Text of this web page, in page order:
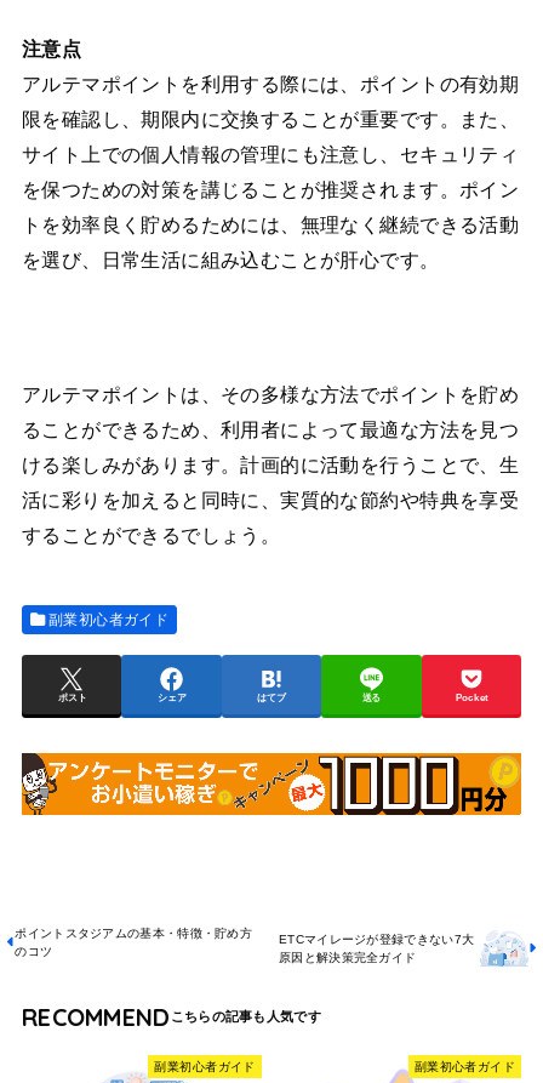
注意点
アルテマポイントを利用する際には、ポイントの有効期
限を確認し、期限内に交換することが重要です。また、
サイト上での個人情報の管理にも注意し、セキュリティ
を保つための対策を講じることが推奨されます。ポイン
トを効率良く貯めるためには、無理なく継続できる活動
を選び、日常生活に組み込むことが肝心です。
アルテマポイントは、その多様な方法でポイントを貯め
ることができるため、利用者によって最適な方法を見つ
ける楽しみがあります。計画的に活動を行うことで、生
活に彩りを加えると同時に、実質的な節約や特典を享受
することができるでしょう。
副業初心者ガイド
ポスト シェア はてブ 送る Pocket
ポイントスタジアムの基本・特徴・貯め方
のコツ
ETCマイレージが登録できない7大
原因と解決策完全ガイド
RECOMMEND
副業初心者ガイド 副業初心者ガイド